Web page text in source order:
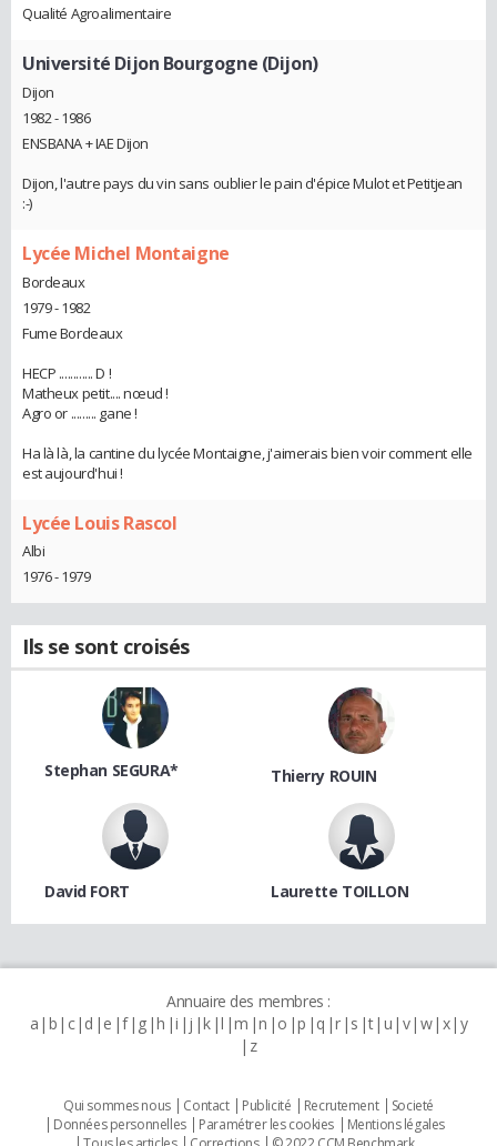
Qualité Agroalimentaire
Université Dijon Bourgogne (Dijon)
Dijon
1982 - 1986
ENSBANA + IAE Dijon
Dijon, l'autre pays du vin sans oublier le pain d'épice Mulot et Petitjean
:-)
Lycée Michel Montaigne
Bordeaux
1979 - 1982
Fume Bordeaux
HECP ............ D !
Matheux petit.... nœud !
Agro or ......... gane !
Ha là là, la cantine du lycée Montaigne, j'aimerais bien voir comment elle
est aujourd'hui !
Lycée Louis Rascol
Albi
1976 - 1979
Ils se sont croisés
Stephan SEGURA* Thierry ROUIN
David FORT Laurette TOILLON
Annuaire des membres :
a b c d e f g h i j k l m n o p q r s t u v w x y
z
Qui sommes nous Contact Publicité Recrutement
Societé
Données personnelles
Paramétrer les cookies
Mentions légales